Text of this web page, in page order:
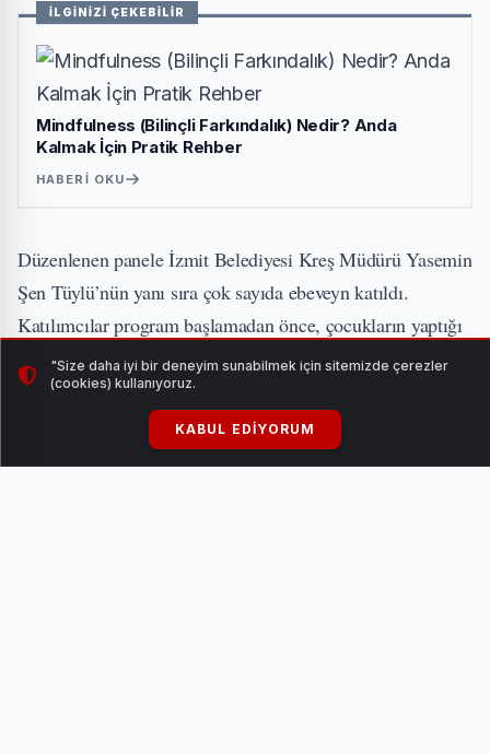
İLGİNİZİ ÇEKEBİLİR
Mindfulness (Bilinçli Farkındalık) Nedir? Anda
Kalmak İçin Pratik Rehber
HABERI OKU
Düzenlenen panele İzmit Belediyesi Kreş Müdürü Yasemin
Şen Tüylü’nün yanı sıra çok sayıda ebeveyn katıldı.
Katılımcılar program başlamadan önce, çocukların yaptığı
resimlerden oluşan sergiyi gezdiler ve bol bol hatıra
fotoğrafı çektiler.
"Size daha iyi bir deneyim sunabilmek için sitemizde çerezler
(cookies) kullanıyoruz.
KABUL EDIYORUM